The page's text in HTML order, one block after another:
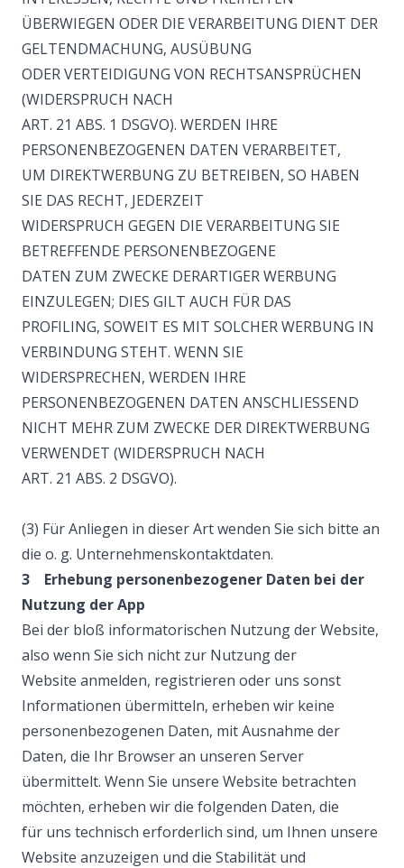
ÜBERWIEGEN ODER DIE VERARBEITUNG DIENT DER
GELTENDMACHUNG, AUSÜBUNG
ODER VERTEIDIGUNG VON RECHTSANSPRÜCHEN
(WIDERSPRUCH NACH
ART. 21 ABS. 1 DSGVO). WERDEN IHRE
PERSONENBEZOGENEN DATEN VERARBEITET,
UM DIREKTWERBUNG ZU BETREIBEN, SO HABEN
SIE DAS RECHT, JEDERZEIT
WIDERSPRUCH GEGEN DIE VERARBEITUNG SIE
BETREFFENDE PERSONENBEZOGENE
DATEN ZUM ZWECKE DERARTIGER WERBUNG
EINZULEGEN; DIES GILT AUCH FÜR DAS
PROFILING, SOWEIT ES MIT SOLCHER WERBUNG IN
VERBINDUNG STEHT. WENN SIE
WIDERSPRECHEN, WERDEN IHRE
PERSONENBEZOGENEN DATEN ANSCHLIESSEND
NICHT MEHR ZUM ZWECKE DER DIREKTWERBUNG
VERWENDET (WIDERSPRUCH NACH
ART. 21 ABS. 2 DSGVO).
(3) Für Anliegen in dieser Art wenden Sie sich bitte an
die o. g. Unternehmenskontaktdaten.
3 Erhebung personenbezogener Daten bei der
Nutzung der App
Bei der bloß informatorischen Nutzung der Website,
also wenn Sie sich nicht zur Nutzung der
Website anmelden, registrieren oder uns sonst
Informationen übermitteln, erheben wir keine
personenbezogenen Daten, mit Ausnahme der
Daten, die Ihr Browser an unseren Server
übermittelt. Wenn Sie unsere Website betrachten
möchten, erheben wir die folgenden Daten, die
für uns technisch erforderlich sind, um Ihnen unsere
Website anzuzeigen und die Stabilität und